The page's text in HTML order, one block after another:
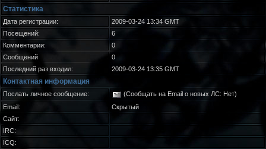
Статистика
Дата регистрации:
2009-03-24 13:34 GMT
Посещений:
6
Комментарии:
0
Сообщений
0
Последний раз входил:
2009-03-24 13:35 GMT
Контактная информация
Послать личное сообщение:
(Сообщать на Email о новых ЛС: Нет)
Email:
Скрытый
Сайт:
IRC:
ICQ: